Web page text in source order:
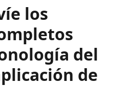
los
del
de